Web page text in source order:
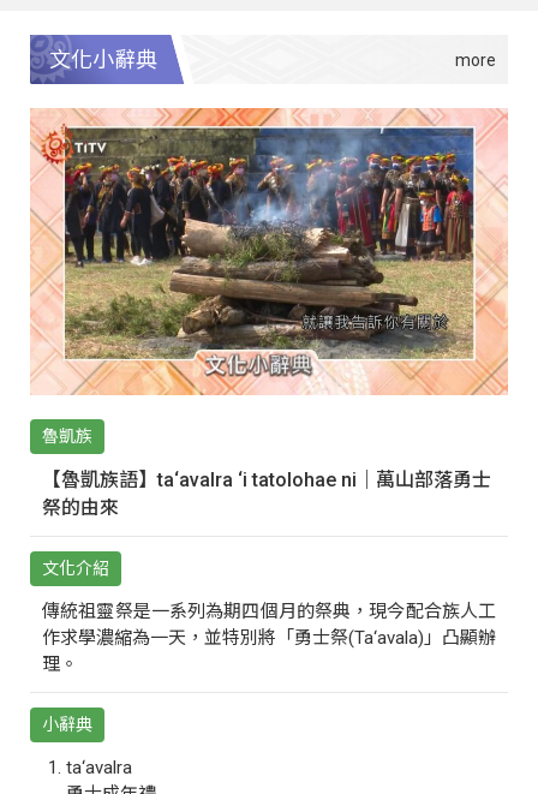
文化小辭典
魯凱族
【魯凱族語】ta‘avalra ‘i tatolohae ni｜萬山部落勇士
祭的由來
文化介紹
傳統祖靈祭是一系列為期四個月的祭典，現今配合族人工
作求學濃縮為一天，並特別將「勇士祭(Ta‘avala)」凸顯辦
理。
小辭典
ta‘avalra